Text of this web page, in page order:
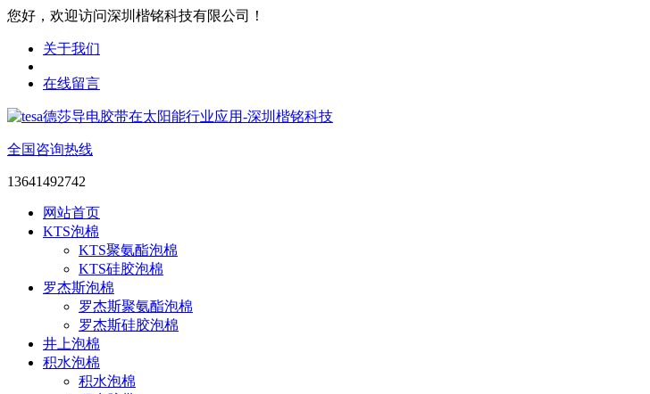
您好，欢迎访问深圳楷铭科技有限公司！
关于我们
在线留言
全国咨询热线
13641492742
网站首页
KTS泡棉
KTS聚氨酯泡棉
KTS硅胶泡棉
罗杰斯泡棉
罗杰斯聚氨酯泡棉
罗杰斯硅胶泡棉
井上泡棉
积水泡棉
积水泡棉